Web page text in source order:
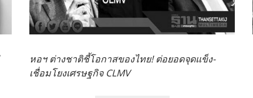
หอฯ ต่างชาติชี้โอกาสของไทย! ต่อยอดจุดแข็ง-
เชื่อมโยงเศรษฐกิจ CLMV